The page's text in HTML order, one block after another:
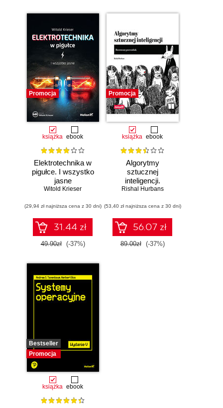
Promocja
książka ebook
Elektrotechnika w
pigułce. I wszystko
jasne
Witold Krieser
(29,94 zł najniższa cena z 30 dni)
31.44 zł
49.90zł (-37%)
Promocja
książka ebook
Algorytmy
sztucznej
inteligencji.
Ilustrowany
Rishal Hurbans
(53,40 zł najniższa cena z 30 dni)
56.07 zł
89.00zł (-37%)
Bestseller
Promocja
książka ebook